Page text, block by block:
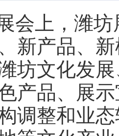
会上，潍
新产品、
坊文化发
产品、展
调整和业